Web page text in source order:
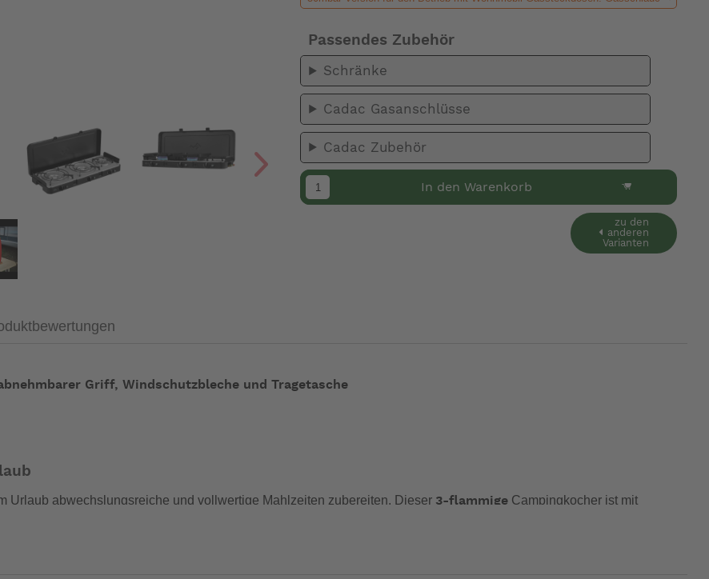
Passendes Zubehör
Schränke
Cadac Gasanschlüsse
Cadac Zubehör
In den Warenkorb
zu den
anderen
Varianten
Griff, Windschutzbleche und Tragetasche
Urlaub abwechslungsreiche und vollwertige Mahlzeiten zubereiten. Dieser 3-flammigeCampingkocher ist mit
Die Grill- und Backplatte mit abnehmbarem Griff sind mit einer
ermöglicht.